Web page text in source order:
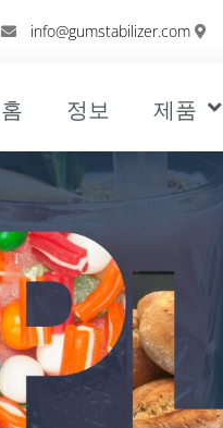
info@gumstabilizer.com
홈 정보 제품